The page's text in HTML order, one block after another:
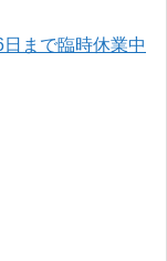
まで臨時休業中